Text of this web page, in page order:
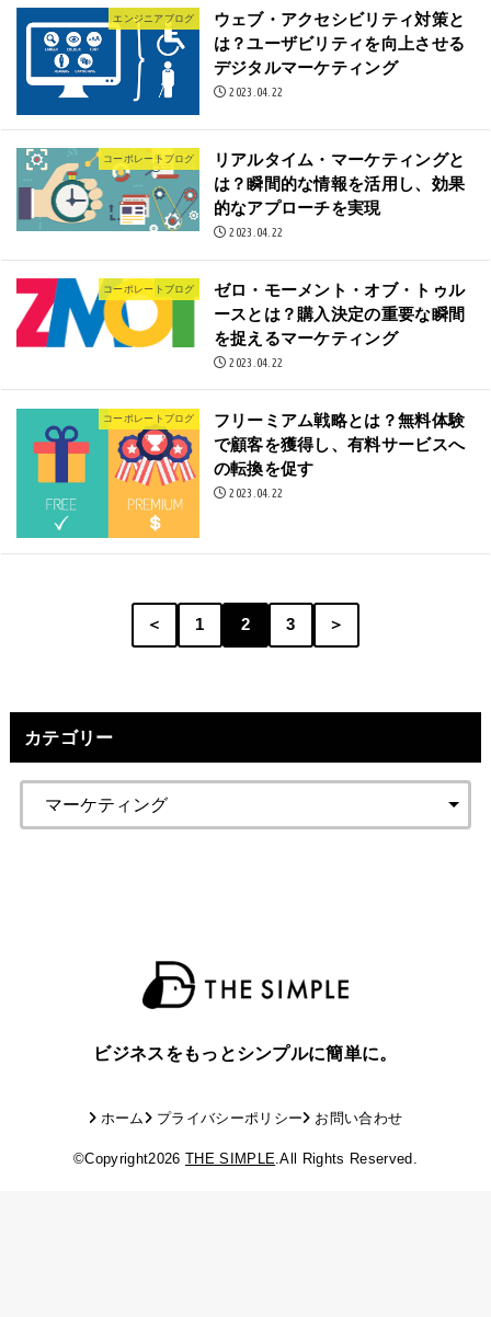
エンジニアブログ
ウェブ・アクセシビリティ対策と
は？ユーザビリティを向上させる
デジタルマーケティング
2023.04.22
コーポレートブログ
リアルタイム・マーケティングと
は？瞬間的な情報を活用し、効果
的なアプローチを実現
2023.04.22
コーポレートブログ
ゼロ・モーメント・オブ・トゥル
ースとは？購入決定の重要な瞬間
を捉えるマーケティング
2023.04.22
コーポレートブログ
フリーミアム戦略とは？無料体験
で顧客を獲得し、有料サービスへ
の転換を促す
2023.04.22
＜ 1 2 3 ＞
カテゴリー
ビジネスをもっとシンプルに簡単に。
ホーム プライバシーポリシー お問い合わせ
©Copyright2026 THE SIMPLE.All Rights Reserved.